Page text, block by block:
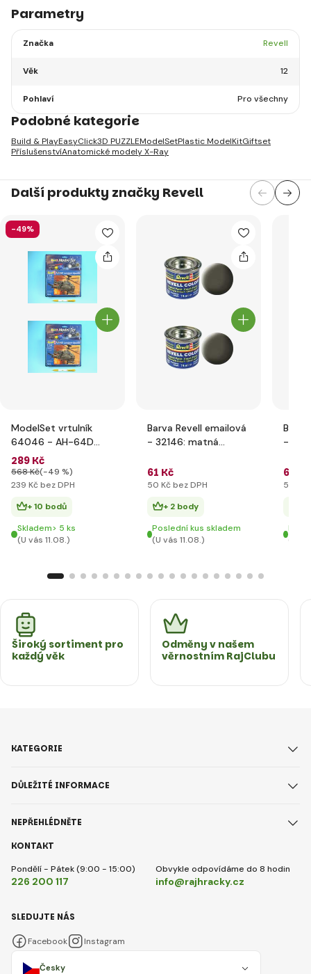
Parametry
Značka Revell
Věk 12
Pohlaví Pro všechny
Podobné kategorie
Build & PlayEasyClick3D PUZZLEModelSetPlastic ModelKitGiftset
PříslušenstvíAnatomické modely X-Ray
Další produkty značky Revell
-49%
ModelSet vrtulník
64046 - AH-64D
Longbow Apache (1:
144)
289 Kč
568 Kč(-49 %)
239 Kč bez DPH
+ 10 bodů
Skladem> 5 ks
(U vás 11.08.)
Barva Revell emailová
- 32146: matná
olive mat)
61 Kč
50 Kč bez DPH
+ 2 body
Poslední kus skladem
(U vás 11.08.)
-
mat)
61 Kč
50 Kč
(U
Široký sortiment pro
každý věk
Odměny v našem
věrnostním RajClubu
KONTAKT
Pondělí - Pátek (9:00 - 15:00)
226 200 117
Obvykle odpovídáme do 8 hodin
info@rajhracky.cz
KATEGORIE
DŮLEŽITÉ INFORMACE
NEPŘEHLÉDNĚTE
Česky
SLEDUJTE NÁS
Facebook Instagram